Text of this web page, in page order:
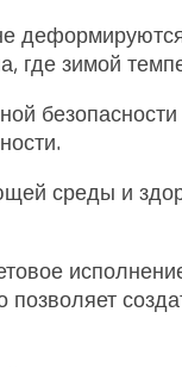
где зимой
среды и